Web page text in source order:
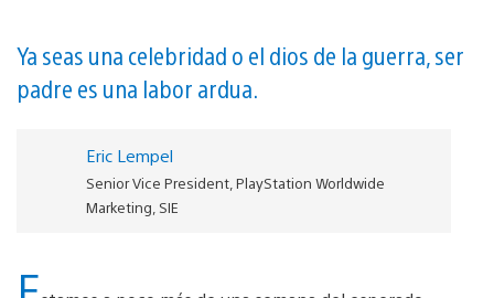
Ya seas una celebridad o el dios de la guerra, ser
padre es una labor ardua.
Eric Lempel
Senior Vice President, PlayStation Worldwide
Marketing, SIE